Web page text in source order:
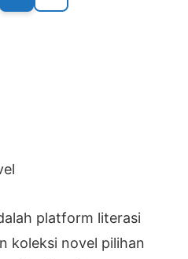
platform literasi
koleksi novel pilihan